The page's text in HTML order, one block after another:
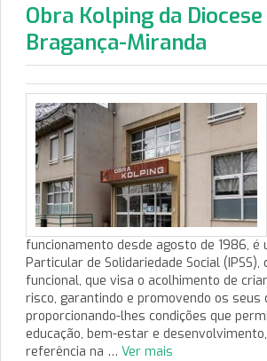
Obra Kolping da Diocese
Bragança-Miranda
funcionamento desde agosto de 1986, é
Particular de Solidariedade Social (IPSS),
funcional, que visa o acolhimento de
risco, garantindo e promovendo os seus
proporcionando-lhes condições que
educação, bem-estar e
referência na … Ver mais